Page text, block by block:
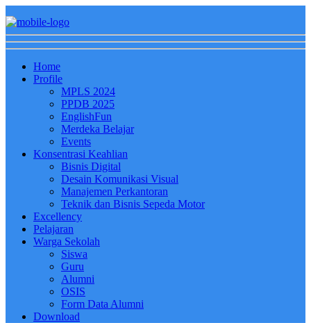
Home
Profile
MPLS 2024
PPDB 2025
EnglishFun
Merdeka Belajar
Events
Konsentrasi Keahlian
Bisnis Digital
Desain Komunikasi Visual
Manajemen Perkantoran
Teknik dan Bisnis Sepeda Motor
Excellency
Pelajaran
Warga Sekolah
Siswa
Guru
Alumni
OSIS
Form Data Alumni
Download